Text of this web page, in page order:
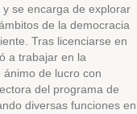
y se encarga de explorar
de la democracia
Tras licenciarse en
a trabajar en la
de lucro con
del programa de
diversas funciones en